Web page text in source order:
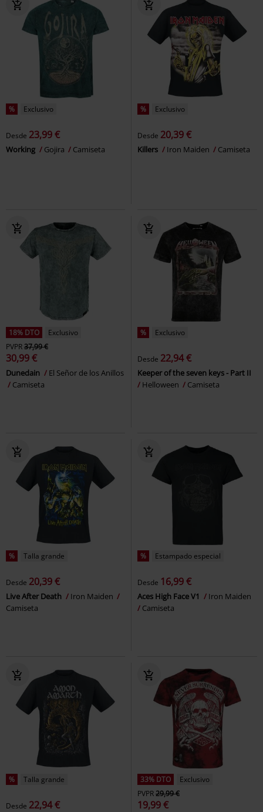
% Exclusivo
Desde 23,99 €
Working Gojira Camiseta
% Exclusivo
Desde 20,39 €
Killers Iron Maiden Camiseta
18% DTO
Exclusivo
PVPR37,99 €
30,99 €
Dunedain
El Señor de los Anillos
Camiseta
% Exclusivo
Desde 22,94 €
Keeper of the seven keys - Part II
Helloween
Camiseta
% Talla grande
Desde 20,39 €
Live After Death
Iron Maiden
Camiseta
% Estampado especial
Desde 16,99 €
Aces High Face V1
Iron Maiden
Camiseta
% Talla grande
Desde 22,94 €
33% DTO
Exclusivo
PVPR29,99 €
19,99 €